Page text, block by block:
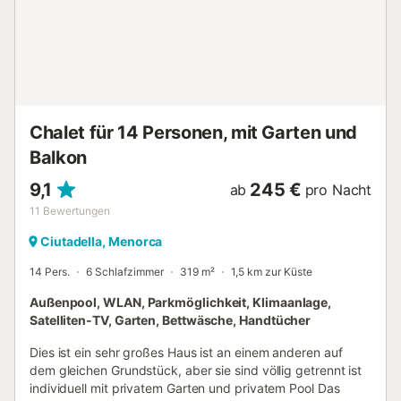
Einzelzimmer und 2 Einzelbetten Ba...
Chalet für 14 Personen, mit Garten und
Balkon
9,1
11 Bewertungen
ab 245 € pro Nacht
Ciutadella, Menorca
14 Pers. 6 Schlafzimmer 319 m² 1,5 km zur Küste
Außenpool, WLAN, Parkmöglichkeit, Klimaanlage,
Satelliten-TV, Garten, Bettwäsche, Handtücher
Dies ist ein sehr großes Haus ist an einem anderen auf
dem gleichen Grundstück, aber sie sind völlig getrennt ist
individuell mit privatem Garten und privatem Pool Das